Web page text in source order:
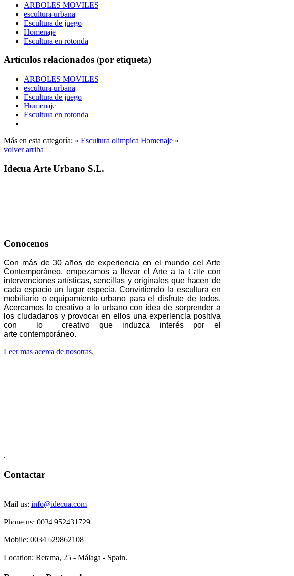
ARBOLES MOVILES
escultura-urbana
Escultura de juego
Homenaje
Escultura en rotonda
Artículos relacionados (por etiqueta)
ARBOLES MOVILES
escultura-urbana
Escultura de juego
Homenaje
Escultura en rotonda
Más en esta categoría: « Escultura olimpica Homenaje »
volver arriba
Idecua Arte Urbano S.L.
Conocenos
Con más de 30 años de experiencia en el mundo del Arte
Contemporáneo, empezamos a llevar el Arte ala Callecon
intervenciones artísticas, sencillas y originales que hacen de
cada espacio un lugar especia. Convirtiendo la escultura en
mobiliario o equipamiento urbano para el disfrute de todos.
Acercamos lo creativo a lo urbano con idea de sorprender a
los ciudadanos y provocar en ellos una experiencia positiva
con lo creativo que induzca interés por el
arte contemporáneo.
Leer mas acerca de nosotras.
.
Contactar
Mail us: info@idecua.com
Phone us: 0034 952431729
Mobile: 0034 629862108
Location: Retama, 25 - Málaga - Spain.